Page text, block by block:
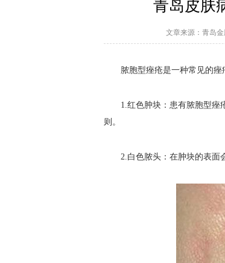
青岛皮肤
文章来源：青岛
脓胞型痤疮是一种常见的痤
1.红色肿块：患有脓胞型痤疮
则。
2.白色脓头：在肿块的表面会